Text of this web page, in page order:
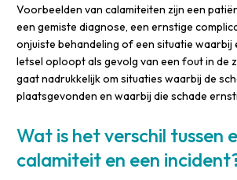
Voorbeelden van calamiteiten zijn een
een gemiste diagnose, een ernstige
onjuiste behandeling of een situatie waarbij
letsel oploopt als gevolg van een fout in de
gaat nadrukkelijk om situaties waarbij de
plaatsgevonden en waarbij die schade
Wat is het verschil tussen
calamiteit en een